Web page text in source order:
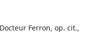
Ferron, op. cit.,